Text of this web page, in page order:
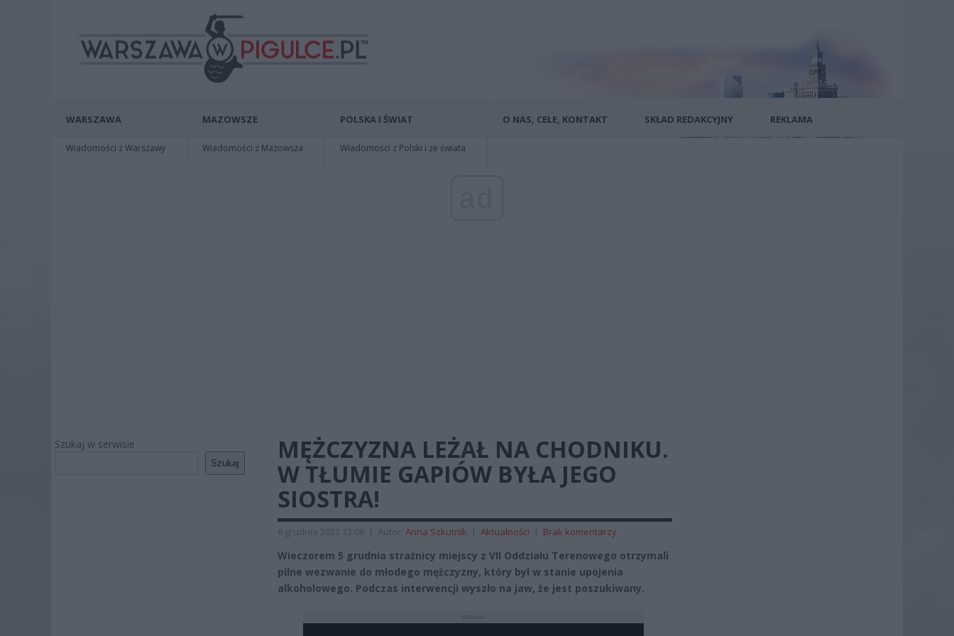
WARSZAWA
Wiadomości z Warszawy
MAZOWSZE
Wiadomości z Mazowsza
POLSKA I ŚWIAT
Wiadomości z Polski i ze świata
O NAS, CELE, KONTAKT SKŁAD REDAKCYJNY REKLAMA
Szukaj w serwisie
Szukaj
MĘŻCZYZNA LEŻAŁ NA CHODNIKU.
W TŁUMIE GAPIÓW BYŁA JEGO
SIOSTRA!
6 grudnia 2022 13:06 | Autor: Anna Szkutnik | Aktualności | Brak komentarzy
Wieczorem 5 grudnia strażnicy miejscy z VII Oddziału Terenowego otrzymali
pilne wezwanie do młodego mężczyzny, który był w stanie upojenia
alkoholowego. Podczas interwencji wyszło na jaw, że jest poszukiwany.